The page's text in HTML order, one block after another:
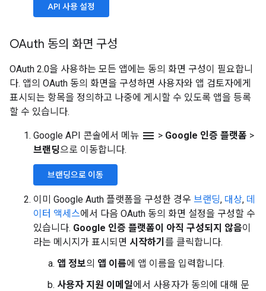
API 사용 설정
OAuth 동의 화면 구성
OAuth 2.0을 사용하는 모든 앱에는 동의 화면 구성이 필요합니
다. 앱의 OAuth 동의 화면을 구성하면 사용자와 앱 검토자에게
표시되는 항목을 정의하고 나중에 게시할 수 있도록 앱을 등록
할 수 있습니다.
Google API 콘솔에서 메뉴 menu > Google 인증 플랫폼 >
브랜딩으로 이동합니다.
브랜딩으로 이동
이미 Google Auth 플랫폼을 구성한 경우 브랜딩, 대상, 데
이터 액세스에서 다음 OAuth 동의 화면 설정을 구성할 수
있습니다. Google 인증 플랫폼이 아직 구성되지 않음이
라는 메시지가 표시되면 시작하기 를 클릭합니다.
앱 정보의 앱 이름에 앱 이름을 입력합니다.
사용자 지원 이메일에서 사용자가 동의에 대해 문